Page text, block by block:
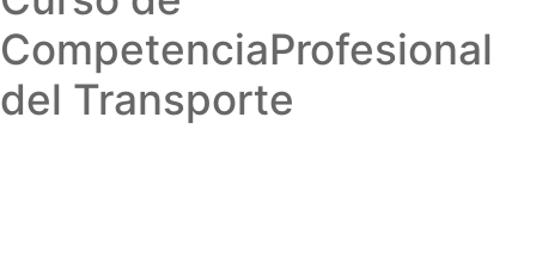
CompetenciaProfesional
del Transporte